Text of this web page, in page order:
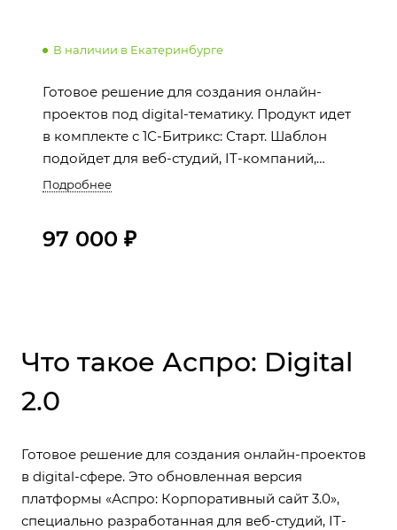
В наличии в Екатеринбурге
Готовое решение для создания онлайн-
проектов под digital-тематику. Продукт идет
в комплекте с 1С-Битрикс: Старт. Шаблон
подойдет для веб-студий, IT-компаний,
SMM-агентств, интеграторов и мобильных
Подробнее
97 000 ₽
Что такое Аспро: Digital
2.0
Готовое решение для создания онлайн-проектов
в digital-сфере. Это обновленная версия
платформы «Аспро: Корпоративный сайт 3.0»,
специально разработанная для веб-студий, IT-